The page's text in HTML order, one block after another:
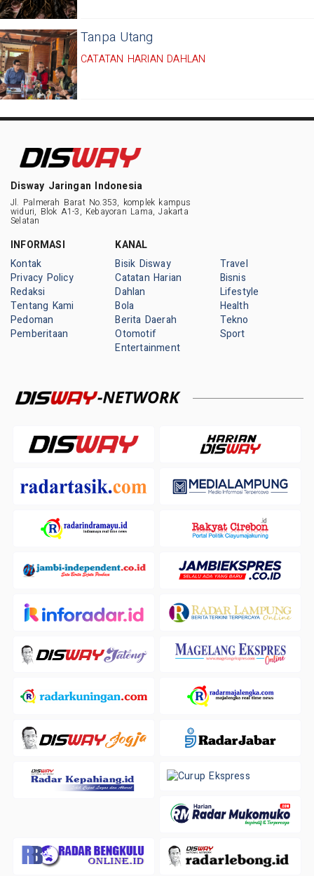
Tanpa Utang
CATATAN HARIAN DAHLAN
Disway Jaringan Indonesia
Jl. Palmerah Barat No.353, komplek kampus
widuri, Blok A1-3, Kebayoran Lama, Jakarta
Selatan
INFORMASI
Kontak
Privacy Policy
Redaksi
Tentang Kami
Pedoman
Pemberitaan
KANAL
Bisik Disway
Catatan Harian
Dahlan
Bola
Berita Daerah
Otomotif
Entertainment
Travel
Bisnis
Lifestyle
Health
Tekno
Sport